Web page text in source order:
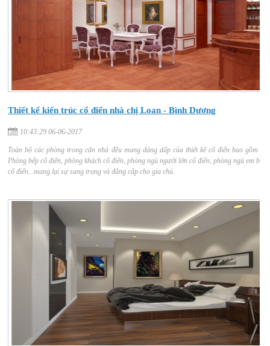
Thiết kế kiến trúc cổ điển nhà chị Loan - Bình Dương
10:43:29 06-06-2017
Toàn bộ các phòng trong căn nhà đều mang dáng dấp của thiết kế cổ điển bao gồm :
Phòng bếp cổ điển, phòng khách cổ điển, phòng ngủ người lớn cổ điển, phòng ngủ em bé
cổ điển...mang lại sự sang trọng và đẳng cấp cho gia chủ.